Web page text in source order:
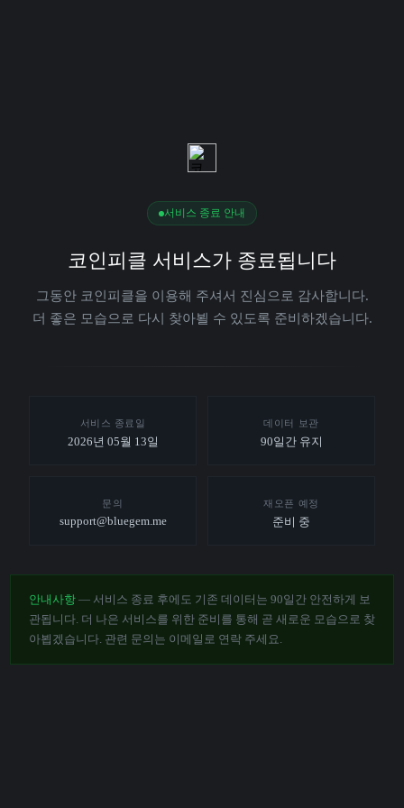
서비스 종료 안내
코인피클 서비스가 종료됩니다
그동안 코인피클을 이용해 주셔서 진심으로 감사합니다.
더 좋은 모습으로 다시 찾아뵐 수 있도록 준비하겠습니다.
서비스 종료일
2026년 05월 13일
데이터 보관
90일간 유지
문의
support@bluegem.me
재오픈 예정
준비 중
안내사항 — 서비스 종료 후에도 기존 데이터는 90일간 안전하게 보
관됩니다. 더 나은 서비스를 위한 준비를 통해 곧 새로운 모습으로 찾
아뵙겠습니다. 관련 문의는 이메일로 연락 주세요.